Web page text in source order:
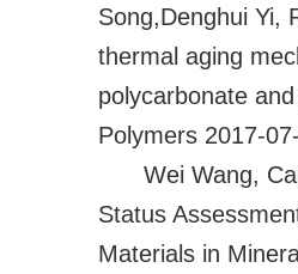
Song,Denghui Yi,
thermal aging
polycarbonate
Polymers 2017-
Wei Wang,
Status
Materials in